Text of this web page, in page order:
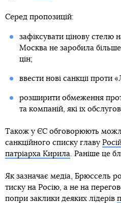
Серед пропозицій:
зафіксувати цінову стелю
Москва не заробила
цін;
ввести нові санкції проти
розширити обмеження
та компаній, які їх
Також у ЄС обговорюють
санкційного списку главу
патріарха Кирила. Раніше це
Як зазначає медіа, Брюссель
тиску на Росію, а не на
попри заклики деяких лідерів